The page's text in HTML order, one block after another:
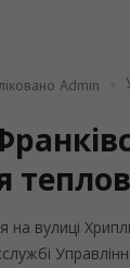
Admin
на вулиці